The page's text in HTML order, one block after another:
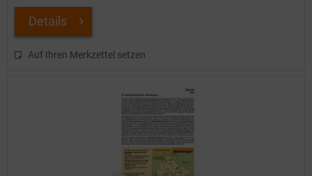
Details
Auf Ihren Merkzettel setzen